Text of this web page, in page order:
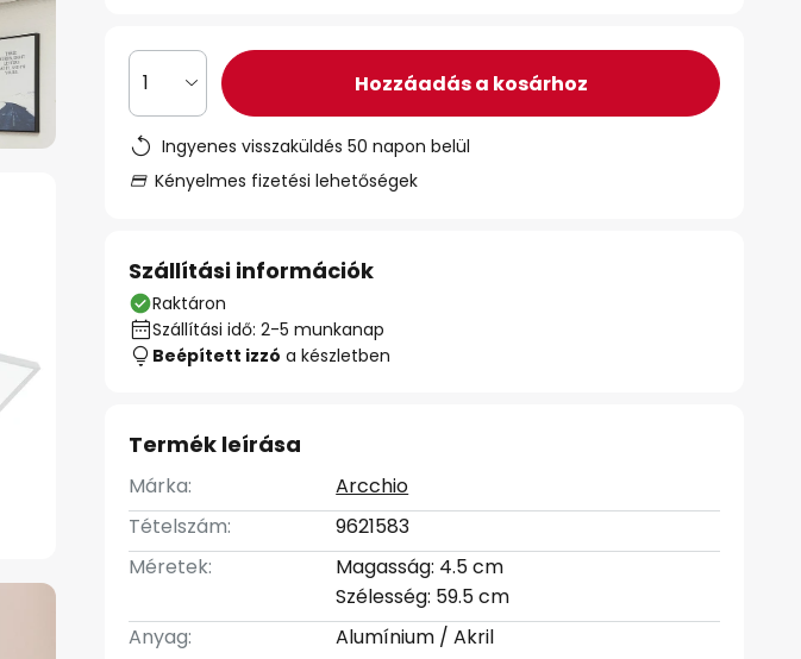
1 Hozzáadás a kosárhoz
Ingyenes visszaküldés 50 napon belül
Kényelmes fizetési lehetőségek
Szállítási információk
Raktáron
Szállítási idő: 2-5 munkanap
Beépített izzó a készletben
Termék leírása
Márka:
Arcchio
Tételszám:
9621583
Méretek:
Magasság: 4.5 cm
Szélesség: 59.5 cm
Anyag:
Alumínium / Akril